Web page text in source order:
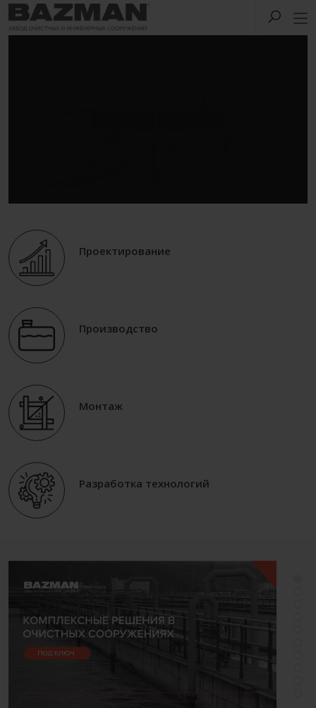
Проектирование
Производство
Монтаж
Разработка технологий